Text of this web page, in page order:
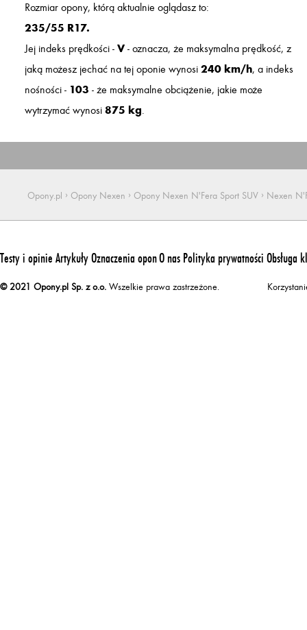
Rozmiar opony, którą aktualnie oglądasz to:
235/55 R17.
Jej indeks prędkości - V - oznacza, że maksymalna prędkość, z
jaką możesz jechać na tej oponie wynosi 240 km/h, a indeks
nośności - 103 - że maksymalne obciążenie, jakie może
wytrzymać wynosi 875 kg.
Opony.pl › Opony Nexen › Opony Nexen N'Fera Sport SUV › Nexen
Testy i opinie ArtykułyOznaczenia oponO nas Polityka prywatności Obsługa
© 2021 Opony.pl Sp. z o.o. Wszelkie prawa zastrzeżone.